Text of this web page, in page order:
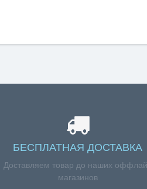
БЕСПЛАТНАЯ ДОСТАВКА
Доставляем товар до наших
магазинов